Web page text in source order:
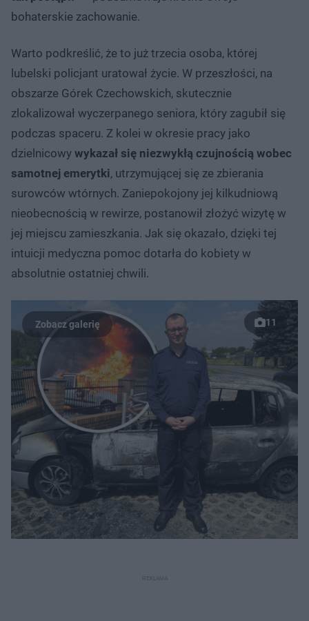
bohaterskie zachowanie.
Warto podkreślić, że to już trzecia osoba, której
lubelski policjant uratował życie. W przeszłości, na
obszarze Górek Czechowskich, skutecznie
zlokalizował wyczerpanego seniora, który zagubił się
podczas spaceru. Z kolei w okresie pracy jako
dzielnicowy wykazał się niezwykłą czujnością wobec
samotnej emerytki, utrzymującej się ze zbierania
surowców wtórnych. Zaniepokojony jej kilkudniową
nieobecnością w rewirze, postanowił złożyć wizytę w
jej miejscu zamieszkania. Jak się okazało, dzięki tej
intuicji medyczna pomoc dotarła do kobiety w
absolutnie ostatniej chwili.
11